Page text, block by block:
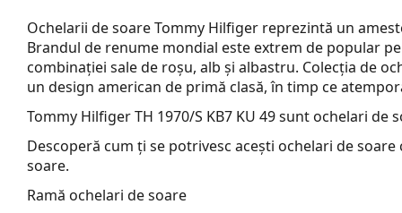
Ochelarii de soare Tommy Hilfiger reprezintă un
Brandul de renume mondial este extrem de popular
combinației sale de roșu, alb și albastru. Colecția de
un design american de primă clasă, în timp ce
Tommy Hilfiger TH 1970/S KB7 KU 49sunt ochelari de
Descoperă cum ți se potrivesc acești ochelari de
soare.
Ramă ochelari de soare